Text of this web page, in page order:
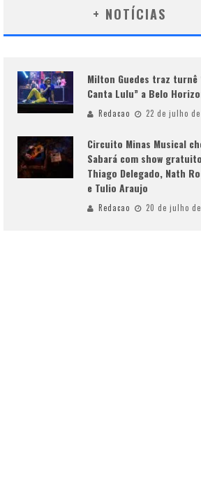
+ NOTÍCIAS
Milton Guedes traz turnê
Canta Lulu” a Belo
Redacao 22 de julho
Circuito Minas Musical
Sabará com show
Thiago Delegado, Nath
e Tulio Araujo
Redacao 20 de julho